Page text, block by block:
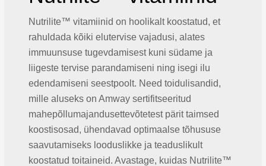
Nutrilite™ vitamiinid on hoolikalt koostatud, et
rahuldada kõiki elutervise vajadusi, alates
immuunsuse tugevdamisest kuni südame ja
liigeste tervise parandamiseni ning isegi ilu
edendamiseni seestpoolt. Need toidulisandid,
mille aluseks on Amway sertifitseeritud
mahepõllumajandusettevõtetest pärit taimsed
koostisosad, ühendavad optimaalse tõhususe
saavutamiseks looduslikke ja teaduslikult
koostatud toitaineid. Avastage, kuidas Nutrilite™